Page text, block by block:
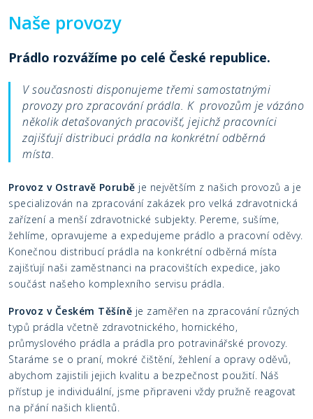
Naše provozy
Prádlo rozvážíme po celé České republice.
V současnosti disponujeme třemi samostatnými
provozy pro zpracování prádla. K provozům je vázáno
několik detašovaných pracovišť, jejichž pracovníci
zajišťují distribuci prádla na konkrétní odběrná
místa.
Provoz v Ostravě Porubě je největším z našich provozů a je
specializován na zpracování zakázek pro velká zdravotnická
zařízení a menší zdravotnické subjekty. Pereme, sušíme,
žehlíme, opravujeme a expedujeme prádlo a pracovní oděvy.
Konečnou distribucí prádla na konkrétní odběrná místa
zajišťují naši zaměstnanci na pracovištích expedice, jako
součást našeho komplexního servisu prádla.
Provoz v Českém Těšíně je zaměřen na zpracování různých
typů prádla včetně zdravotnického, hornického,
průmyslového prádla a prádla pro potravinářské provozy.
Staráme se o praní, mokré čištění, žehlení a opravy oděvů,
abychom zajistili jejich kvalitu a bezpečnost použití. Náš
přístup je individuální, jsme připraveni vždy pružně reagovat
na přání našich klientů.